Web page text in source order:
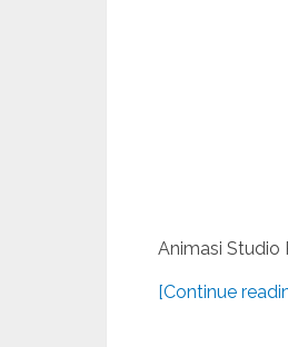
Animasi Studio
[Continue